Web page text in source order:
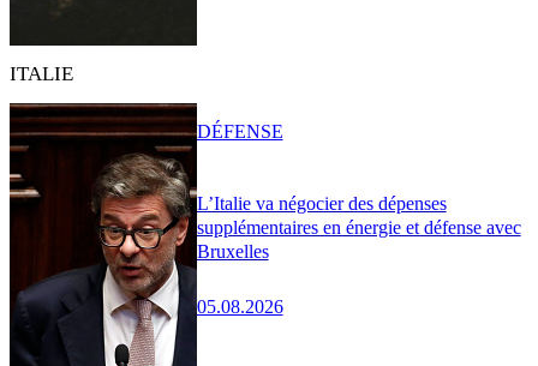
ITALIE
L’Italie va négocier des dépenses
supplémentaires en énergie et défense avec
Bruxelles
05.08.2026
DÉFENSE